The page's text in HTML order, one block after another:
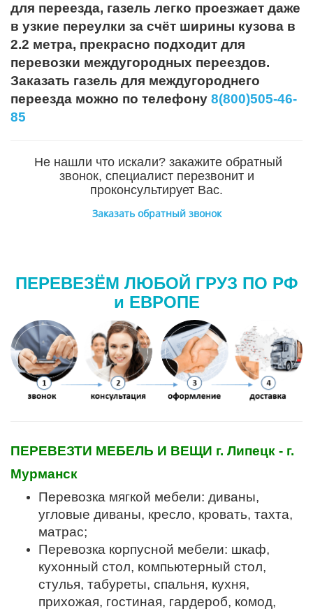
для переезда, газель легко проезжает даже
в узкие переулки за счёт ширины кузова в
2.2 метра, прекрасно подходит для
перевозки междугородных переездов.
Заказать газель для междугороднего
переезда можно по телефону 8(800)505-46-
85
Не нашли что искали? закажите обратный
звонок, специалист перезвонит и
проконсультирует Вас.
Заказать обратный звонок
ПЕРЕВЕЗЁМ ЛЮБОЙ ГРУЗ ПО РФ
и ЕВРОПЕ
ПЕРЕВЕЗТИ МЕБЕЛЬ И ВЕЩИ г. Липецк - г.
Мурманск
Перевозка мягкой мебели: диваны,
угловые диваны, кресло, кровать, тахта,
матрас;
Перевозка корпусной мебели: шкаф,
кухонный стол, компьютерный стол,
стулья, табуреты, спальня, кухня,
прихожая, гостиная, гардероб, комод,